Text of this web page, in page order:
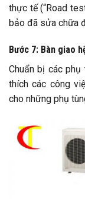
thực tế (“Road
bảo đã sửa chữa
Bước 7: Bàn giao
Chuẩn bị các
thích các công
cho những phụ